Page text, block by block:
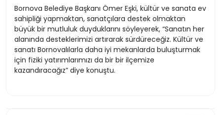
Bornova Belediye Başkanı Ömer Eşki, kültür ve sanata ev
sahipliği yapmaktan, sanatçılara destek olmaktan
büyük bir mutluluk duyduklarını söyleyerek, “Sanatın her
alanında desteklerimizi artırarak sürdüreceğiz. Kültür ve
sanatı Bornovalılarla daha iyi mekanlarda buluşturmak
için fiziki yatırımlarımızı da bir bir ilçemize
kazandıracağız” diye konuştu.